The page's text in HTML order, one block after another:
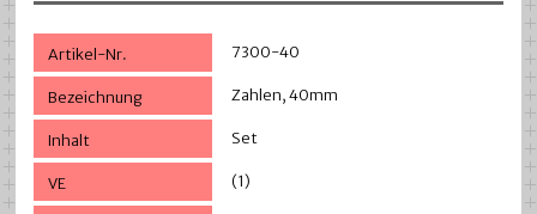
7300-40
Zahlen, 40mm
Set
(1)